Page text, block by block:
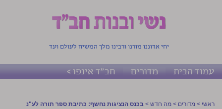
יחי אדוננו מורנו ורבינו מלך המשיח לעולם ועד
עמוד הבית מדורים חב"ד אינפו >
ראשי > מדורים > מה חדש > בכנס הנציגות נחשף: כתיבת ספר תורה לע"נ